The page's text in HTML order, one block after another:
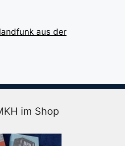
aus der
im Shop